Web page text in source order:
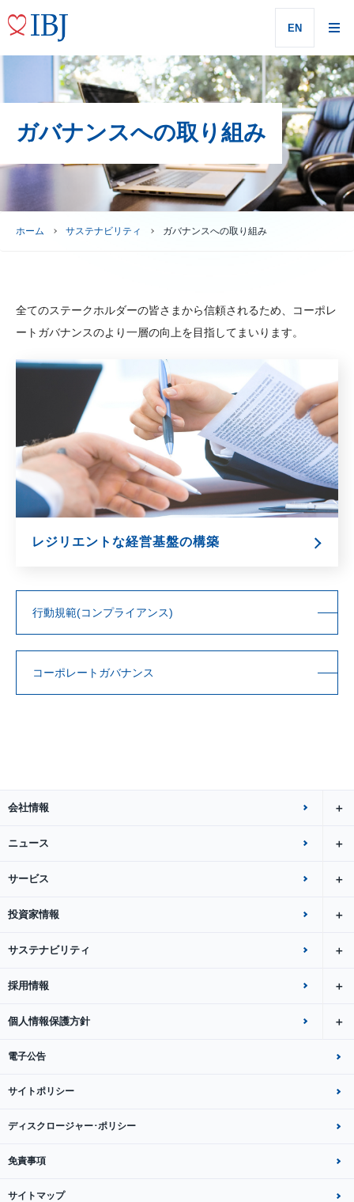
EN
ガバナンスへの取り組み
ホーム サステナビリティ ガバナンスへの取り組み
全てのステークホルダーの皆さまから信頼されるため、コーポレ
ートガバナンスのより一層の向上を目指してまいります。
レジリエントな経営基盤の構築
行動規範(コンプライアンス)
コーポレートガバナンス
会社情報
ニュース
サービス
投資家情報
サステナビリティ
採用情報
個人情報保護方針
電子公告
サイトポリシー
ディスクロージャー･ポリシー
免責事項
サイトマップ